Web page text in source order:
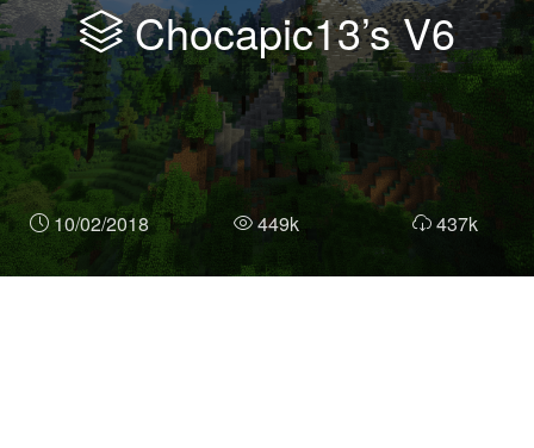
Chocapic13’s V6
10/02/2018 449k 437k